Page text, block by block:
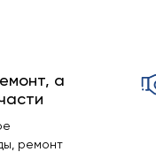
а
ремонт